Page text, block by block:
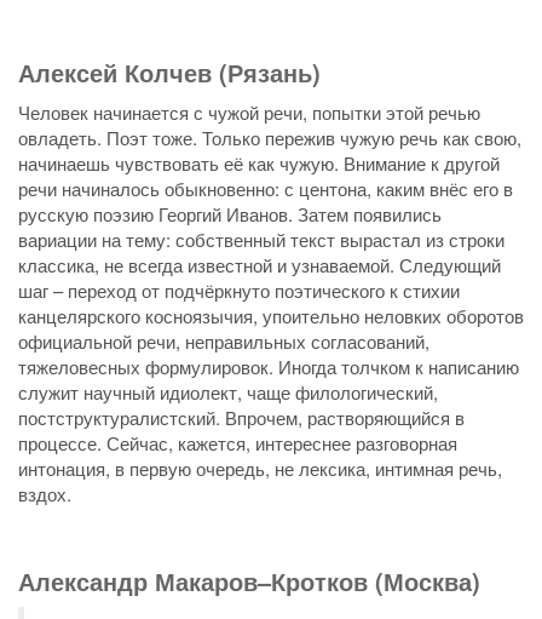
Алексей Колчев (Рязань)
Человек начинается с чужой речи, попытки этой речью
овладеть. Поэт тоже. Только пережив чужую речь как свою,
начинаешь чувствовать её как чужую. Внимание к другой
речи начиналось обыкновенно: с центона, каким внёс его в
русскую поэзию Георгий Иванов. Затем появились
вариации на тему: собственный текст вырастал из строки
классика, не всегда известной и узнаваемой. Следующий
шаг – переход от подчёркнуто поэтического к стихии
канцелярского косноязычия, упоительно неловких оборотов
официальной речи, неправильных согласований,
тяжеловесных формулировок. Иногда толчком к написанию
служит научный идиолект, чаще филологический,
постструктуралистский. Впрочем, растворяющийся в
процессе. Сейчас, кажется, интереснее разговорная
интонация, в первую очередь, не лексика, интимная речь,
вздох.
Александр Макаров–Кротков (Москва)